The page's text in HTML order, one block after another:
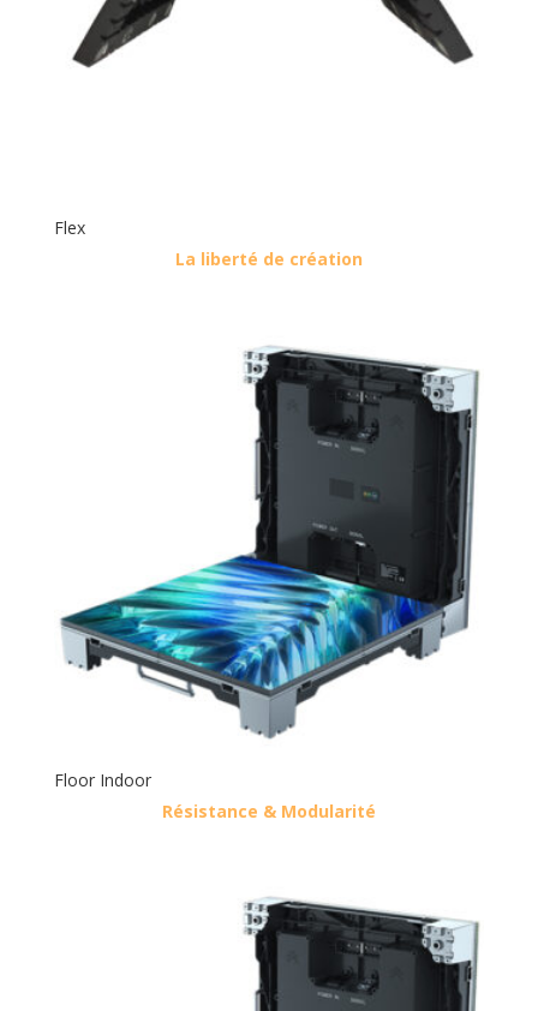
Flex
La liberté de création
Floor Indoor
Résistance & Modularité